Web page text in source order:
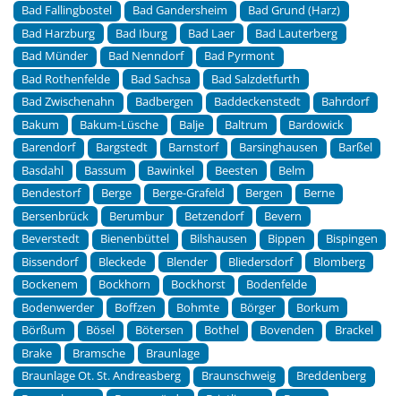
Bad Fallingbostel
Bad Gandersheim
Bad Grund (Harz)
Bad Harzburg
Bad Iburg Bad Laer
Bad Lauterberg
Bad Münder
Bad Nenndorf
Bad Pyrmont
Bad Rothenfelde
Bad Sachsa
Bad Salzdetfurth
Bad Zwischenahn
Badbergen Baddeckenstedt
Bahrdorf
Bakum
Bakum-Lüsche Balje Baltrum
Bardowick
Barendorf
Bargstedt Barnstorf Barsinghausen
Barßel
Basdahl
Bassum Bawinkel Beesten
Belm
Bendestorf
Berge Berge-Grafeld Bergen
Berne
Bersenbrück
Berumbur Betzendorf
Bevern
Beverstedt
Bienenbüttel Bilshausen Bippen
Bispingen
Bissendorf
Bleckede Blender Bliedersdorf
Blomberg
Bockenem
Bockhorn Bockhorst
Bodenfelde
Bodenwerder
Boffzen Bohmte Börger
Borkum
Börßum
Bösel Bötersen Bothel Bovenden
Brackel
Brake
Bramsche
Braunlage
Braunlage Ot. St. Andreasberg
Braunschweig
Breddenberg